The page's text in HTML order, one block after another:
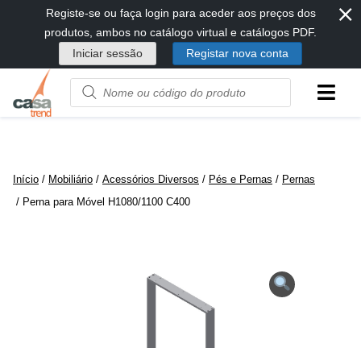
diretamente
conteúdo
Registe-se ou faça login para aceder aos preços dos
produtos, ambos no catálogo virtual e catálogos PDF.
Iniciar sessão
Registar nova conta
⨯
Product
name
Início / Mobiliário / Acessórios Diversos / Pés e Pernas / Pernas
/ Perna para Móvel H1080/1100 C400